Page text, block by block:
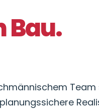
Bau.
Team